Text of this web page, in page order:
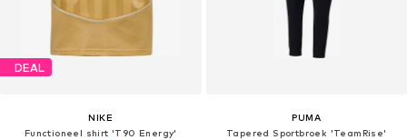
DEAL
NIKE
Functioneel shirt 'T90 Energy'
PUMA
Tapered Sportbroek 'TeamRise'